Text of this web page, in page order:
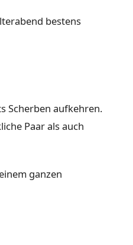
bestens
Scherben aufkehren.
Paar als auch
ganzen